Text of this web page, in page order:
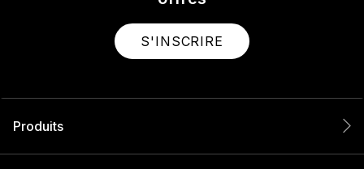
S'INSCRIRE
Produits